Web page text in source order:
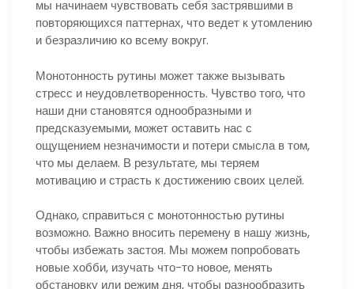
мы начинаем чувствовать себя застрявшими в
повторяющихся паттернах, что ведет к утомлению
и безразличию ко всему вокруг.
Монотонность рутины может также вызывать
стресс и неудовлетворенность. Чувство того, что
наши дни становятся однообразными и
предсказуемыми, может оставить нас с
ощущением незначимости и потери смысла в том,
что мы делаем. В результате, мы теряем
мотивацию и страсть к достижению своих целей.
Однако, справиться с монотонностью рутины
возможно. Важно вносить перемену в нашу жизнь,
чтобы избежать застоя. Мы можем попробовать
новые хобби, изучать что-то новое, менять
обстановку или режим дня, чтобы разнообразить